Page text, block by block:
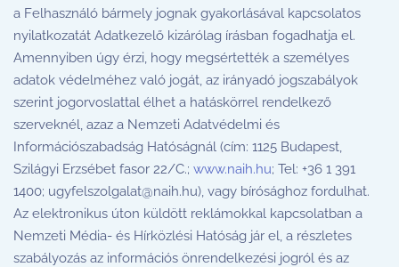
a Felhasználó bármely jognak gyakorlásával kapcsolatos
nyilatkozatát Adatkezelő kizárólag írásban fogadhatja el.
Amennyiben úgy érzi, hogy megsértették a személyes
adatok védelméhez való jogát, az irányadó jogszabályok
szerint jogorvoslattal élhet a hatáskörrel rendelkező
szerveknél, azaz a Nemzeti Adatvédelmi és
Információszabadság Hatóságnál (cím: 1125 Budapest,
Szilágyi Erzsébet fasor 22/C.; www.naih.hu; Tel: +36 1 391
1400; ugyfelszolgalat@naih.hu), vagy bírósághoz fordulhat.
Az elektronikus úton küldött reklámokkal kapcsolatban a
Nemzeti Média- és Hírközlési Hatóság jár el, a részletes
szabályozás az információs önrendelkezési jogról és az